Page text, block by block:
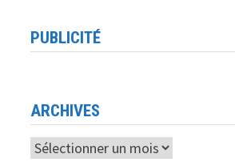
PUBLICITÉ
ARCHIVES
Archives